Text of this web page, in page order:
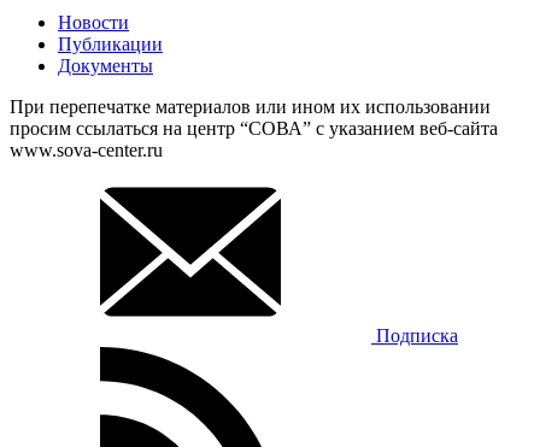
Новости
Публикации
Документы
При перепечатке материалов или ином их использовании
просим ссылаться на центр “СОВА” с указанием веб-сайта
www.sova-center.ru
Подписка